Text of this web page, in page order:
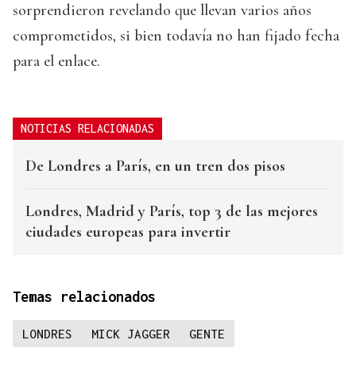
sorprendieron revelando que llevan varios años
comprometidos, si bien todavía no han fijado fecha
para el enlace.
NOTICIAS RELACIONADAS
De Londres a París, en un tren dos pisos
Londres, Madrid y París, top 3 de las mejores
ciudades europeas para invertir
Temas relacionados
LONDRES MICK JAGGER GENTE